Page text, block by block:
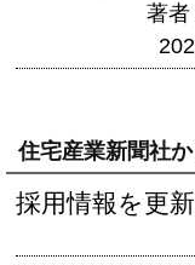
著者
住宅産業新聞社
採用情報を更